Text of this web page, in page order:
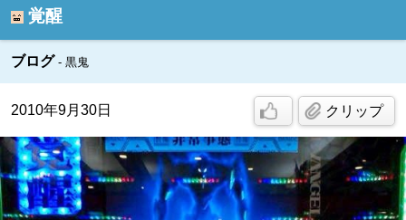
覚醒
ブログ 黒鬼
2010年9月30日 クリップ